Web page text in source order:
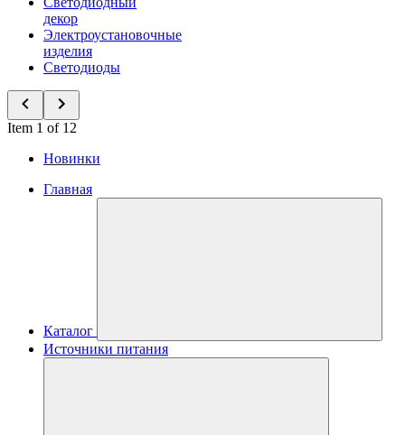
декор
Электроустановочные
изделия
Светодиоды
Item 1 of 12
Новинки
Главная
Каталог
Источники питания